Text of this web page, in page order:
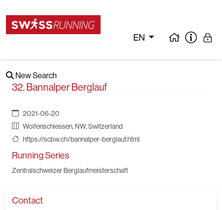
EN
New Search
32. Bannalper Berglauf
2021-06-20
Wolfenschiessen, NW, Switzerland
https://scbw.ch/bannalper-berglauf.html
Running Series
Zentralschweizer Berglaufmeisterschaft
Contact